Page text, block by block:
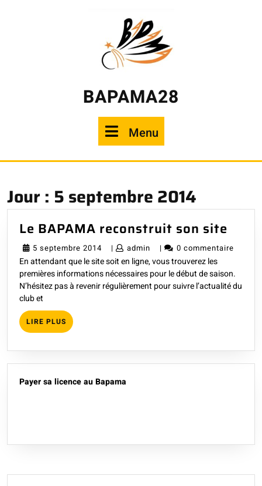
BAPAMA28
Menu
Jour : 5 septembre 2014
Le BAPAMA reconstruit son site
son
site
5 septembre 2014
septembre
2014
| admin admin
| 0 commentaire
En attendant que le site soit en ligne, vous trouverez les
premières informations nécessaires pour le début de saison.
N’hésitez pas à revenir régulièrement pour suivre l’actualité du
club et
LIRE PLUS LIRE
PLUS
Payer sa licence au Bapama